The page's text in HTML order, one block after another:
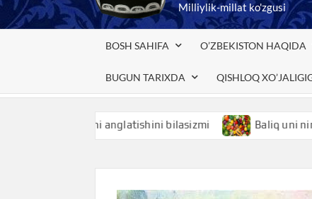
Milliylik-millat ko'zgusi
BOSH SAHIFA O’ZBEKISTON HAQIDA
BUGUN TARIXDA QISHLOQ
nimani anglatishini bilasizmi Baliq uni nimani